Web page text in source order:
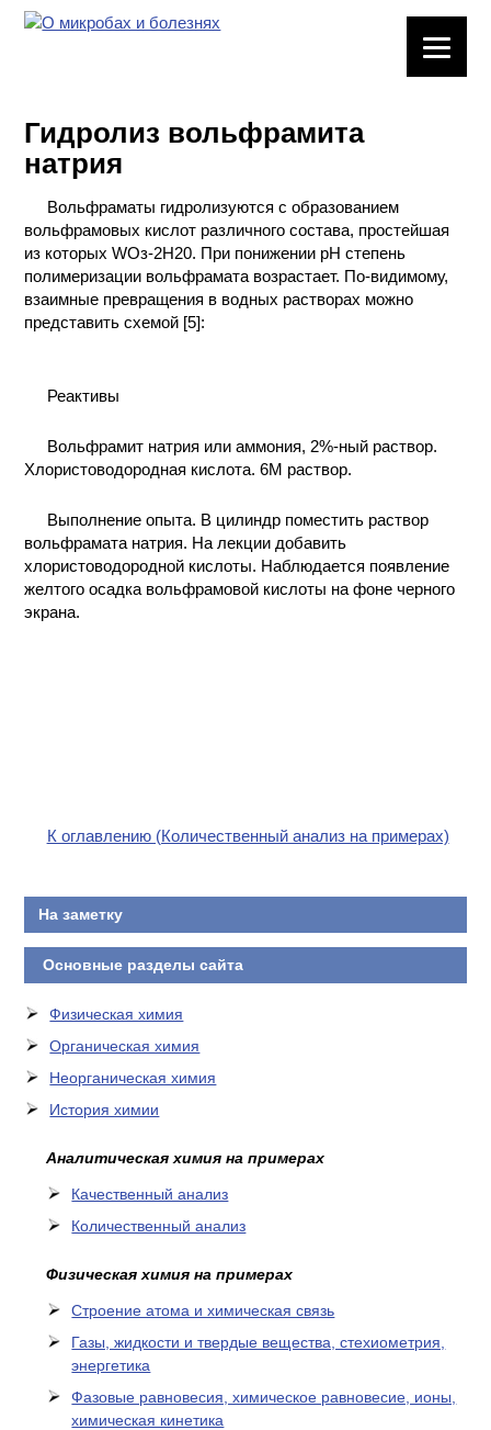
ХИМИЧЕСКАЯ
ПОСУДА
ВРЕДНЫЕ
ФАКТОРЫ
МЕТОДЫ
ПРАКТИЧЕСКОЙ
ХИМИЯ НА
И ХИМИЧЕСКАЯ
КОНТАКТЫ
Гидролиз вольфрамита
натрия
Вольфраматы гидролизуются с образованием
вольфрамовых кислот различного состава, простейшая
из которых WОз-2Н20. При понижении рН степень
полимеризации вольфрамата возрастает. По-видимому,
взаимные превращения в водных растворах можно
представить схемой [5]:
Реактивы
Вольфрамит натрия или аммония, 2%-ный раствор.
Хлористоводородная кислота. 6М раствор.
Выполнение опыта. В цилиндр поместить раствор
вольфрамата натрия. На лекции добавить
хлористоводородной кислоты. Наблюдается появление
желтого осадка вольфрамовой кислоты на фоне черного
экрана.
К оглавлению (Количественный анализ на примерах)
На заметку
Основные разделы сайта
Физическая химия
Органическая химия
Неорганическая химия
История химии
Аналитическая химия на примерах
Качественный анализ
Количественный анализ
Физическая химия на примерах
Cтроение атома и химическая связь
Газы, жидкости и твердые вещества, стехиометрия,
энергетика
Фазовые равновесия, химическое равновесие, ионы,
химическая кинетика